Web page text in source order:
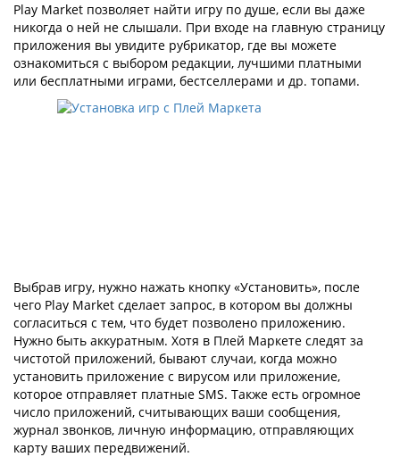
Play Market позволяет найти игру по душе, если вы даже
никогда о ней не слышали. При входе на главную страницу
приложения вы увидите рубрикатор, где вы можете
ознакомиться с выбором редакции, лучшими платными
или бесплатными играми, бестселлерами и др. топами.
Выбрав игру, нужно нажать кнопку «Установить», после
чего Play Market сделает запрос, в котором вы должны
согласиться с тем, что будет позволено приложению.
Нужно быть аккуратным. Хотя в Плей Маркете следят за
чистотой приложений, бывают случаи, когда можно
установить приложение с вирусом или приложение,
которое отправляет платные SMS. Также есть огромное
число приложений, считывающих ваши сообщения,
журнал звонков, личную информацию, отправляющих
карту ваших передвижений.